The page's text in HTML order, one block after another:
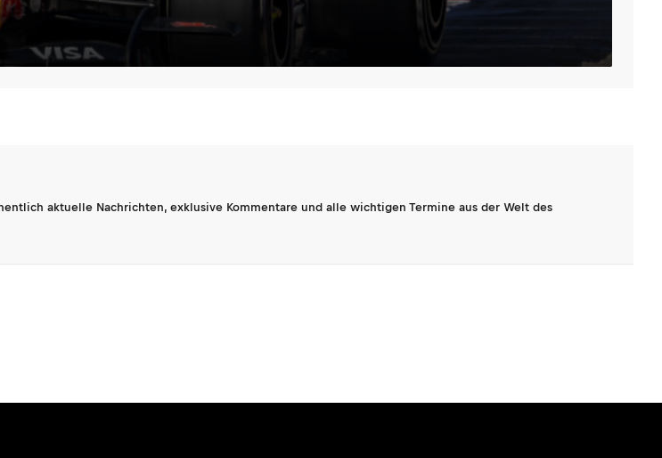
aktuelle Nachrichten, exklusive Kommentare und alle wichtigen Termine aus der Welt des